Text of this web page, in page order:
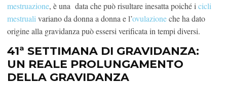
mestruazione, è una data che può risultare inesatta poiché i cicli
mestruali variano da donna a donna e l’ovulazioneche ha dato
origine alla gravidanza può essersi verificata in tempi diversi.
41ª SETTIMANA DI GRAVIDANZA:
UN REALE PROLUNGAMENTO
DELLA GRAVIDANZA